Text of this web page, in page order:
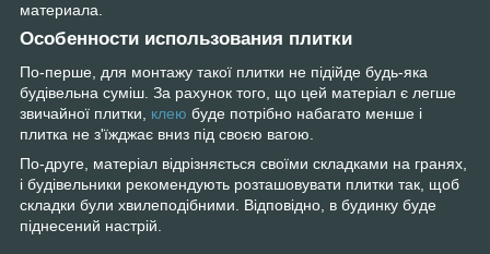
материала.
Особенности использования плитки
По-перше, для монтажу такої плитки не підійде будь-яка
будівельна суміш. За рахунок того, що цей матеріал є легше
звичайної плитки, клею буде потрібно набагато менше і
плитка не з'їжджає вниз під своєю вагою.
По-друге, матеріал відрізняється своїми складками на гранях,
і будівельники рекомендують розташовувати плитки так, щоб
складки були хвилеподібними. Відповідно, в будинку буде
піднесений настрій.